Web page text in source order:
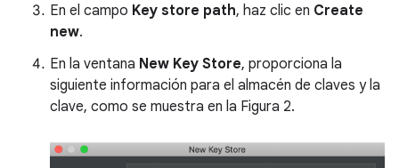
En el campo Key store path, haz clic en Create
new.
En la ventana New Key Store, proporciona la
siguiente información para el almacén de claves y la
clave, como se muestra en la Figura 2.